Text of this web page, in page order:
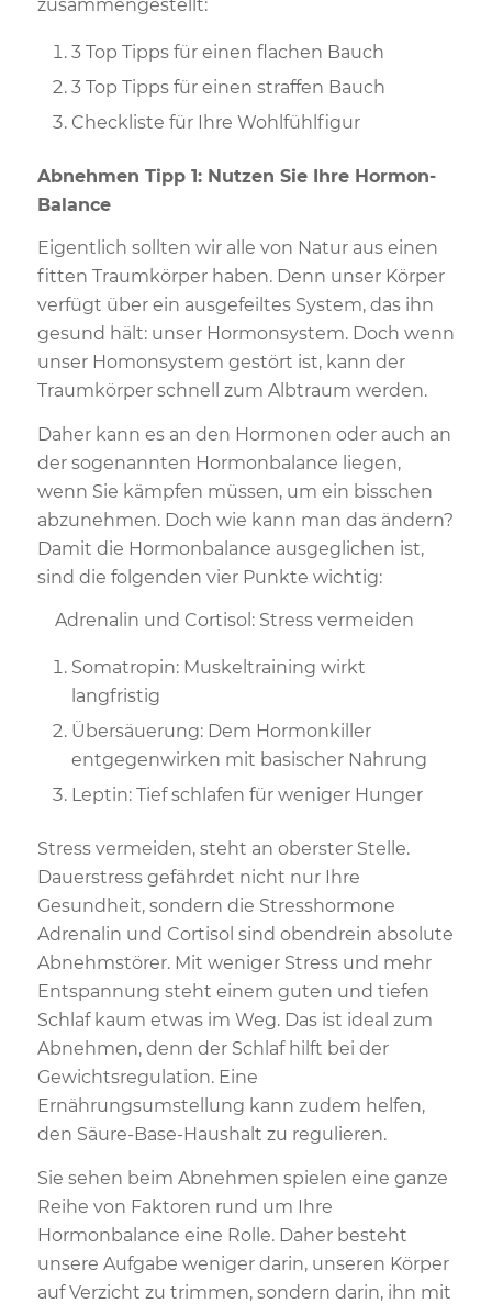
zusammengestellt:
3 Top Tipps für einen flachen Bauch
3 Top Tipps für einen straffen Bauch
Checkliste für Ihre Wohlfühlfigur
Abnehmen Tipp 1: Nutzen Sie Ihre Hormon-
Balance
Eigentlich sollten wir alle von Natur aus einen
fitten Traumkörper haben. Denn unser Körper
verfügt über ein ausgefeiltes System, das ihn
gesund hält: unser Hormonsystem. Doch wenn
unser Homonsystem gestört ist, kann der
Traumkörper schnell zum Albtraum werden.
Daher kann es an den Hormonen oder auch an
der sogenannten Hormonbalance liegen,
wenn Sie kämpfen müssen, um ein bisschen
abzunehmen. Doch wie kann man das ändern?
Damit die Hormonbalance ausgeglichen ist,
sind die folgenden vier Punkte wichtig:
Adrenalin und Cortisol: Stress vermeiden
Somatropin: Muskeltraining wirkt
langfristig
Übersäuerung: Dem Hormonkiller
entgegenwirken mit basischer Nahrung
Leptin: Tief schlafen für weniger Hunger
Stress vermeiden, steht an oberster Stelle.
Dauerstress gefährdet nicht nur Ihre
Gesundheit, sondern die Stresshormone
Adrenalin und Cortisol sind obendrein absolute
Abnehmstörer. Mit weniger Stress und mehr
Entspannung steht einem guten und tiefen
Schlaf kaum etwas im Weg. Das ist ideal zum
Abnehmen, denn der Schlaf hilft bei der
Gewichtsregulation. Eine
Ernährungsumstellung kann zudem helfen,
den Säure-Base-Haushalt zu regulieren.
Sie sehen beim Abnehmen spielen eine ganze
Reihe von Faktoren rund um Ihre
Hormonbalance eine Rolle. Daher besteht
unsere Aufgabe weniger darin, unseren Körper
auf Verzicht zu trimmen, sondern darin, ihn mit